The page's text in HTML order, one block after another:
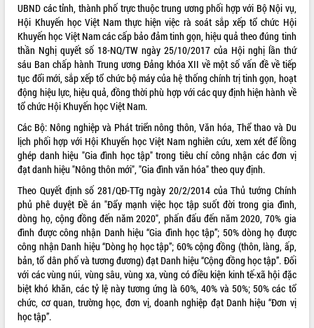
VIDEO
Không có file video nào để phát.
ALBUM ẢNH
UBND các tỉnh, thành phố trực thuộc trung ương phối hợp với Bộ Nội vụ,
Hội Khuyến học Việt Nam thực hiện việc rà soát sắp xếp tổ chức Hội
Khuyến học Việt Nam các cấp bảo đảm tinh gọn, hiệu quả theo đúng tinh
thần Nghị quyết số 18-NQ/TW ngày 25/10/2017 của Hội nghị lần thứ
sáu Ban chấp hành Trung ương Đảng khóa XII về một số vấn đề về tiếp
tục đổi mới, sắp xếp tổ chức bộ máy của hệ thống chính trị tinh gọn, hoạt
động hiệu lực, hiệu quả, đồng thời phù hợp với các quy định hiện hành về
tổ chức Hội Khuyến học Việt Nam.
Các Bộ: Nông nghiệp và Phát triển nông thôn, Văn hóa, Thể thao và Du
lịch phối hợp với Hội Khuyến học Việt Nam nghiên cứu, xem xét để lồng
ghép danh hiệu "Gia đình học tập" trong tiêu chí công nhận các đơn vị
đạt danh hiệu "Nông thôn mới", "Gia đình văn hóa" theo quy định.
Theo Quyết định số 281/QĐ-TTg ngày 20/2/2014 của Thủ tướng Chính
phủ phê duyệt Đề án "Đẩy mạnh việc học tập suốt đời trong gia đình,
dòng họ, cộng đồng đến năm 2020", phấn đấu đến năm 2020, 70% gia
đình được công nhận Danh hiệu “Gia đình học tập”; 50% dòng họ được
công nhận Danh hiệu “Dòng họ học tập”; 60% cộng đồng (thôn, làng, ấp,
bản, tổ dân phố và tương đương) đạt Danh hiệu “Cộng đồng học tập”. Đối
với các vùng núi, vùng sâu, vùng xa, vùng có điều kiện kinh tế-xã hội đặc
biệt khó khăn, các tỷ lệ này tương ứng là 60%, 40% và 50%; 50% các tổ
chức, cơ quan, trường học, đơn vị, doanh nghiệp đạt Danh hiệu “Đơn vị
học tập”.